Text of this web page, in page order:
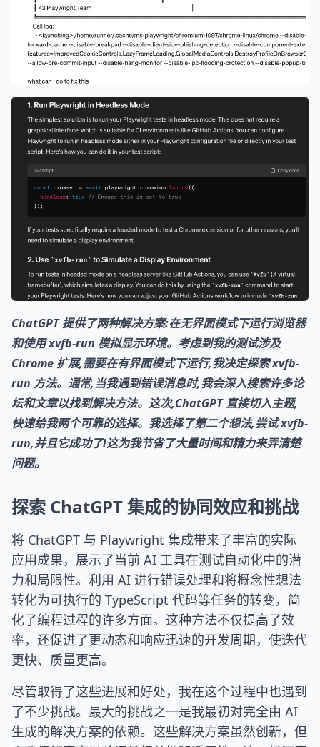
ChatGPT 提供了两种解决方案:在无界面模式下运行浏览器
和使用 xvfb-run 模拟显示环境。考虑到我的测试涉及
Chrome 扩展,需要在有界面模式下运行,我决定探索 xvfb-
run 方法。通常,当我遇到错误消息时,我会深入搜索许多论
坛和文章以找到解决方法。这次,ChatGPT 直接切入主题,
快速给我两个可靠的选择。我选择了第二个想法,尝试 xvfb-
run,并且它成功了!这为我节省了大量时间和精力来弄清楚
问题。
探索 ChatGPT 集成的协同效应和挑战
将 ChatGPT 与 Playwright 集成带来了丰富的实际
应用成果，展示了当前 AI 工具在测试自动化中的潜
力和局限性。利用 AI 进行错误处理和将概念性想法
转化为可执行的 TypeScript 代码等任务的转变，简
化了编程过程的许多方面。这种方法不仅提高了效
率，还促进了更动态和响应迅速的开发周期，使迭代
更快、质量更高。
尽管取得了这些进展和好处，我在这个过程中也遇到
了不少挑战。最大的挑战之一是我最初对完全由 AI
生成的解决方案的依赖。这些解决方案虽然创新，但